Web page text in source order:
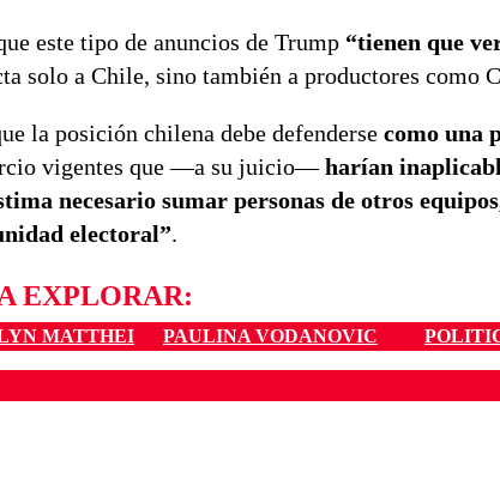
este tipo de anuncios de Trump “tienen que
solo a Chile, sino también a productores como
la posición chilena debe defenderse como una
vigentes que —a su juicio—harían
necesario sumar personas de otros
electoral”.
EXPLORAR:
MATTHEI PAULINA VODANOVIC